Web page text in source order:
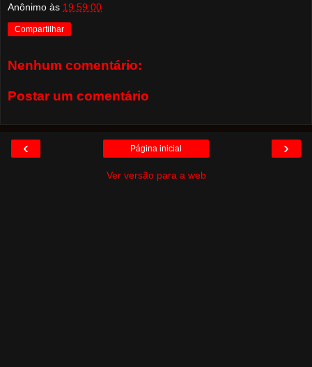
Anônimo às 19:59:00
Compartilhar
Nenhum comentário:
Postar um comentário
‹ ›
Página inicial
Ver versão para a web